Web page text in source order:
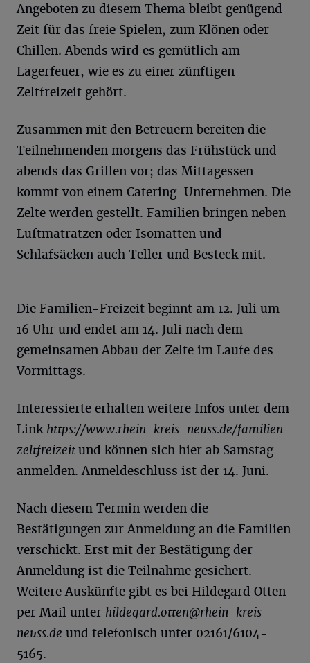
Angeboten zu diesem Thema bleibt genügend
Zeit für das freie Spielen, zum Klönen oder
Chillen. Abends wird es gemütlich am
Lagerfeuer, wie es zu einer zünftigen
Zeltfreizeit gehört.
Zusammen mit den Betreuern bereiten die
Teilnehmenden morgens das Frühstück und
abends das Grillen vor; das Mittagessen
kommt von einem Catering-Unternehmen. Die
Zelte werden gestellt. Familien bringen neben
Luftmatratzen oder Isomatten und
Schlafsäcken auch Teller und Besteck mit.
Die Familien-Freizeit beginnt am 12. Juli um
16 Uhr und endet am 14. Juli nach dem
gemeinsamen Abbau der Zelte im Laufe des
Vormittags.
Interessierte erhalten weitere Infos unter dem
Link https://www.rhein-kreis-neuss.de/familien-
zeltfreizeitund können sich hier ab Samstag
anmelden. Anmeldeschluss ist der 14. Juni.
Nach diesem Termin werden die
Bestätigungen zur Anmeldung an die Familien
verschickt. Erst mit der Bestätigung der
Anmeldung ist die Teilnahme gesichert.
Weitere Auskünfte gibt es bei Hildegard Otten
per Mail unter hildegard.otten@rhein-kreis-
neuss.de und telefonisch unter 02161/6104-
5165.